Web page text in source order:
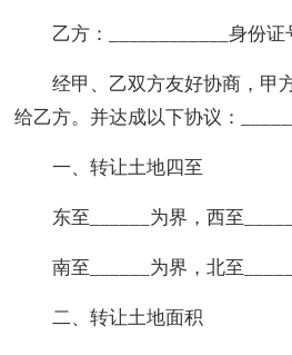
乙方：____________身份证
经甲、乙双方友好协商，甲
给乙方。并达成以下协议：
一、转让土地四至
东至______为界，西至
南至______为界，北至
二、转让土地面积